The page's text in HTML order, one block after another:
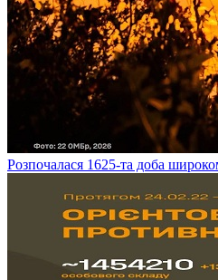
​Розпочалася 1625-та доба